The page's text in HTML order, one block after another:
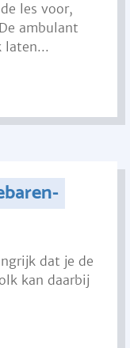
les voor,
ambulant
laten...
dat je de
kan daarbij